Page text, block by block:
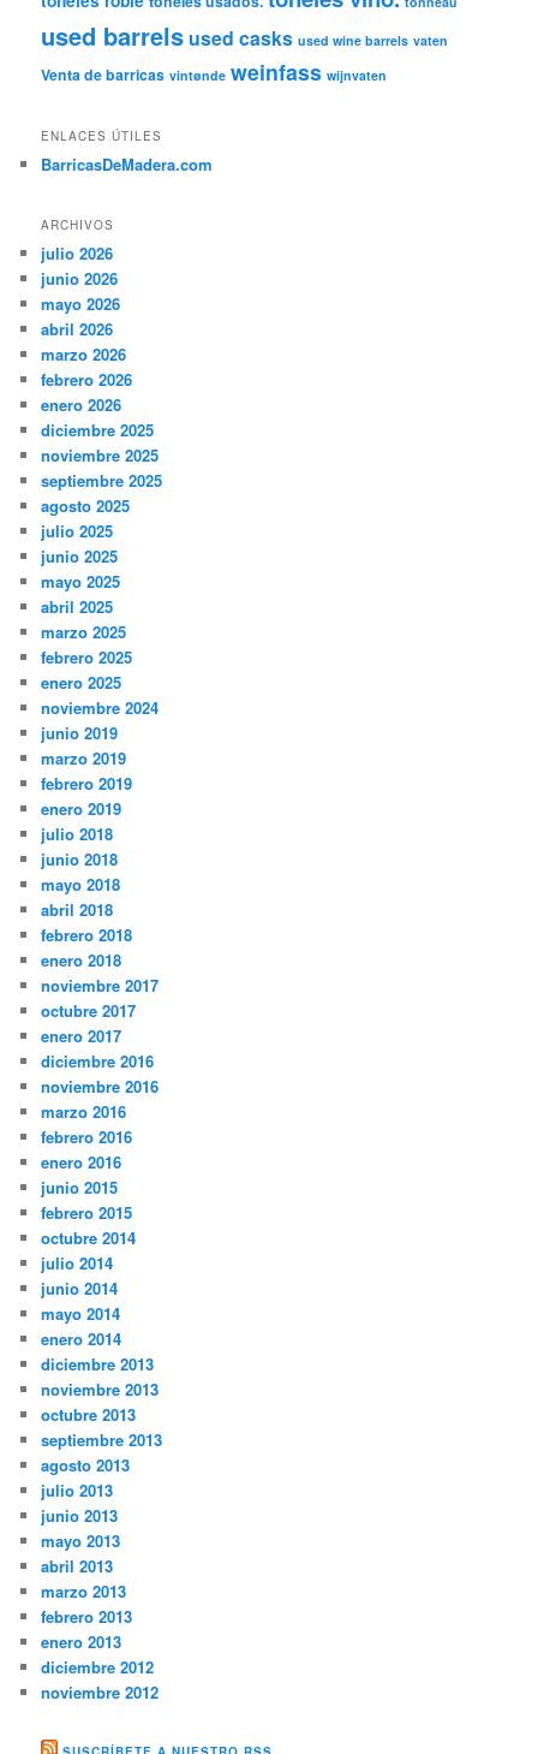
used barrels used casks used wine barrels vaten
Venta de barricas vintønde weinfass wijnvaten
ENLACES ÚTILES
BarricasDeMadera.com
ARCHIVOS
julio 2026
junio 2026
mayo 2026
abril 2026
marzo 2026
febrero 2026
enero 2026
diciembre 2025
noviembre 2025
septiembre 2025
agosto 2025
julio 2025
junio 2025
mayo 2025
abril 2025
marzo 2025
febrero 2025
enero 2025
noviembre 2024
junio 2019
marzo 2019
febrero 2019
enero 2019
julio 2018
junio 2018
mayo 2018
abril 2018
febrero 2018
enero 2018
noviembre 2017
octubre 2017
enero 2017
diciembre 2016
noviembre 2016
marzo 2016
febrero 2016
enero 2016
junio 2015
febrero 2015
octubre 2014
julio 2014
junio 2014
mayo 2014
enero 2014
diciembre 2013
noviembre 2013
octubre 2013
septiembre 2013
agosto 2013
julio 2013
junio 2013
mayo 2013
abril 2013
marzo 2013
febrero 2013
enero 2013
diciembre 2012
noviembre 2012